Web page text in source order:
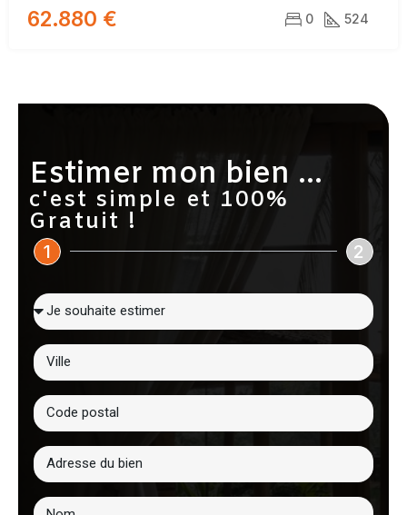
62.880 € 0 524
Estimer mon bien ...
c'est simple et 100%
Gratuit !
1 2